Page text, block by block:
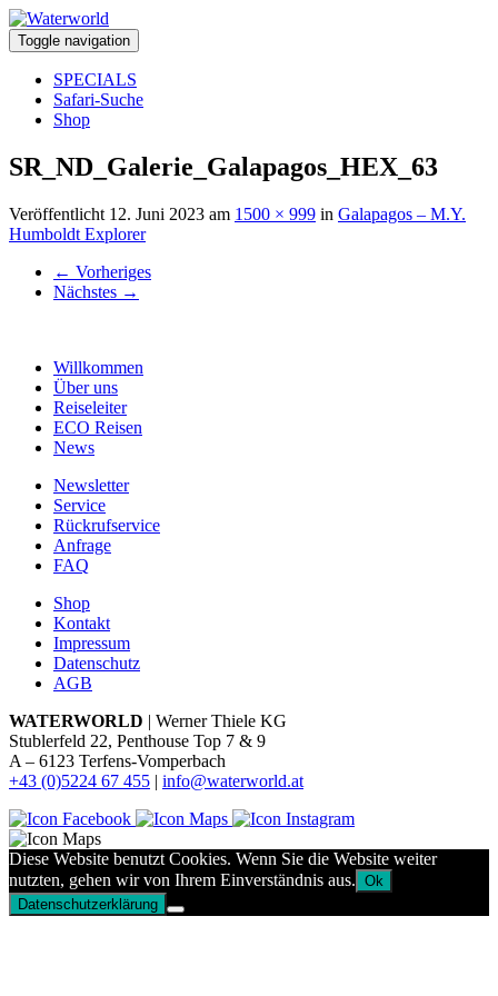
Toggle navigation
SPECIALS
Safari-Suche
Shop
SR_ND_Galerie_Galapagos_HEX_63
Veröffentlicht 12. Juni 2023 am 1500 × 999 in Galapagos – M.Y.
Humboldt Explorer
← Vorheriges
Nächstes →
Willkommen
Über uns
Reiseleiter
ECO Reisen
News
Newsletter
Service
Rückrufservice
Anfrage
FAQ
Shop
Kontakt
Impressum
Datenschutz
AGB
WATERWORLD | Werner Thiele KG
Stublerfeld 22, Penthouse Top 7 & 9
A – 6123 Terfens-Vomperbach
+43 (0)5224 67 455 | info@waterworld.at
Diese Website benutzt Cookies. Wenn Sie die Website weiter
nutzten, gehen wir von Ihrem Einverständnis aus. Ok
Datenschutzerklärung